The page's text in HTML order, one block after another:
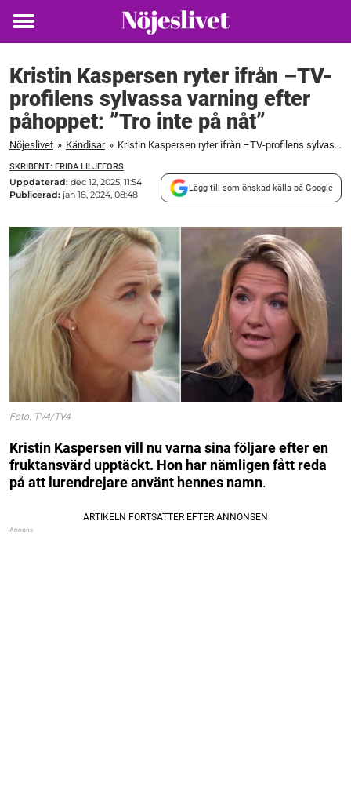
Toggle
Kristin Kaspersen ryter ifrån –TV-
profilens sylvassa varning efter
påhoppet: ”Tro inte på nåt”
Nöjeslivet » Kändisar » Kristin Kaspersen ryter ifrån –TV-profilens sylvassa varning efter påhoppet: ”Tro inte på nåt”
SKRIBENT: FRIDA LILJEFORS
Uppdaterad: dec 12, 2025, 11:54
Publicerad: jan 18, 2024, 08:48
Lägg till som önskad källa på Google
Foto: TV4/TV4
Kristin Kaspersen vill nu varna sina följare efter en
fruktansvärd upptäckt. Hon har nämligen fått reda
på att lurendrejare använt hennes namn.